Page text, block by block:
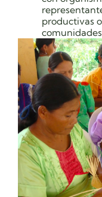
productivas